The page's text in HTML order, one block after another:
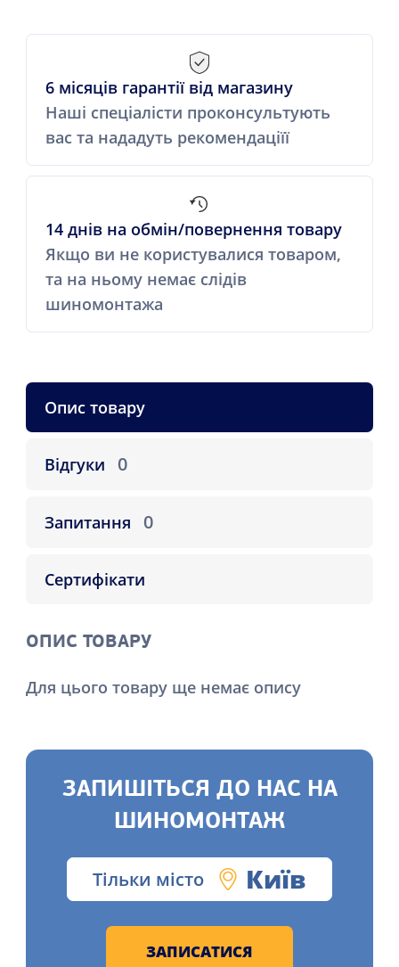
6 місяців гарантії від магазину
Наші спеціалісти проконсультують
вас та нададуть рекомендаціїї
14 днів на обмін/повернення товару
Якщо ви не користувалися товаром,
та на ньому немає слідів
шиномонтажа
Опис товару
Відгуки 0
Запитання 0
Сертифікати
ОПИС ТОВАРУ
Для цього товару ще немає опису
ЗАПИШІТЬСЯ ДО НАС НА
ШИНОМОНТАЖ
Тільки місто Київ
ЗАПИСАТИСЯ